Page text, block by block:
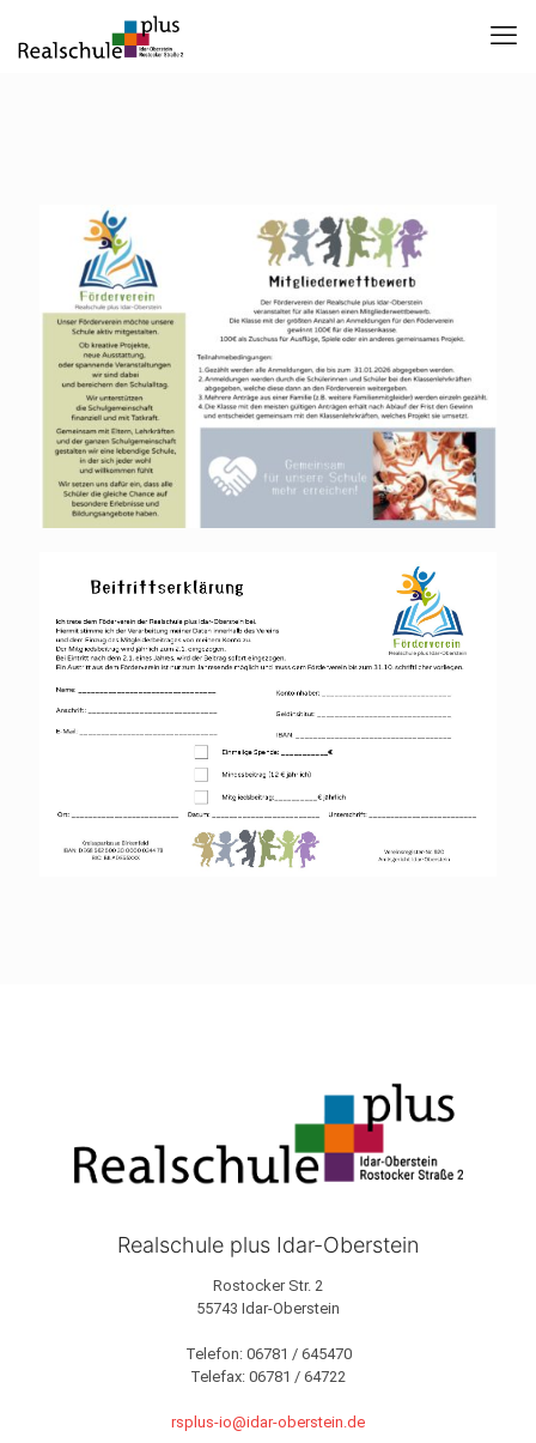
Realschule plus Idar-Oberstein
Rostocker Str. 2
55743 Idar-Oberstein
Telefon: 06781 / 645470
Telefax: 06781 / 64722
rsplus-io@idar-oberstein.de